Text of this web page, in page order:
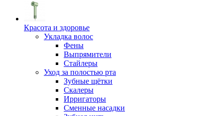
Красота и здоровье
Укладка волос
Фены
Выпрямители
Стайлеры
Уход за полостью рта
Зубные щётки
Скалеры
Ирригаторы
Сменные насадки